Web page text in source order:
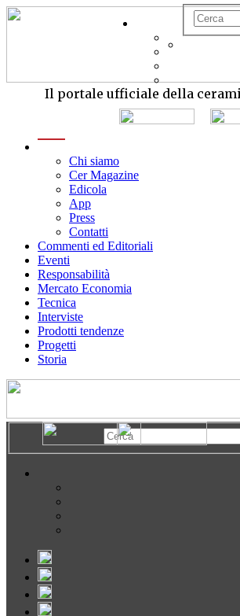
Il portale ufficiale della
Chi siamo
Cer Magazine
Edicola
App
Press
Contatti
Commenti ed Editoriali
Eventi
Responsabilità
Mercato Economia
Tecnica
Interviste
Prodotti tendenze
Progetti
Storia